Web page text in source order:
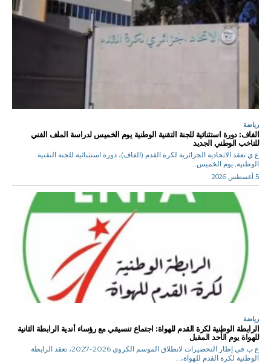
رياضة
الفاف: دورة استثنائية للجنة التقنية الوطنية يوم الخميس لدراسة الملف الفني
للناخب الوطني الجديد
ع ي تعقد الاتحادية الجزائرية لكرة القدم (الفاف)، دورة استثنائية للجنة التقنية
الوطنية, يوم الخميس...
5 أغسطس 2026
رياضة
الرابطة الوطنية لكرة القدم للهواة: اجتماع تنسيقي مع رؤساء أندية الرابطة الثانية
للهواة يوم الأحد المقبل
ع ب في إطار التحضيرات لانطلاق الموسم الكروي 2026-2027، تعقد الرابطة
الوطنية لكرة القدم للهواة،...